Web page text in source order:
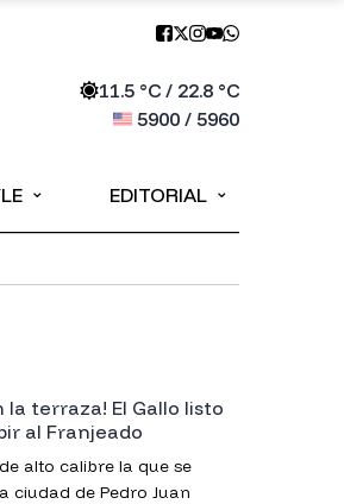
11.5°C / 22.8°C
5900/ 5960
⌄ EDITORIAL ⌄
la terraza! El Gallo listo
al Franjeado
alto calibre la que se
ciudad de Pedro Juan